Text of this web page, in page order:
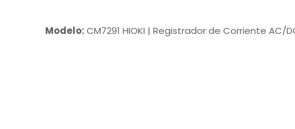
Modelo:CM7291 HIOKI | Registrador de Corriente AC/